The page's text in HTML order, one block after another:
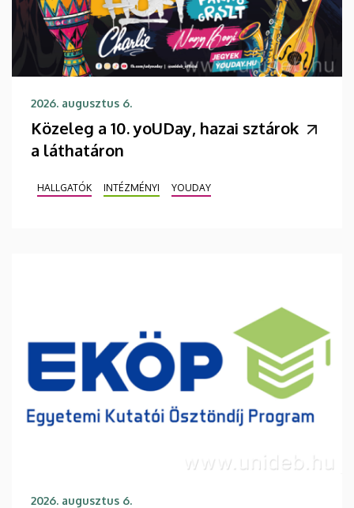
2026. augusztus 6.
Közeleg a 10. yoUDay, hazai sztárok
a láthatáron
HALLGATÓK INTÉZMÉNYI YOUDAY
2026. augusztus 6.